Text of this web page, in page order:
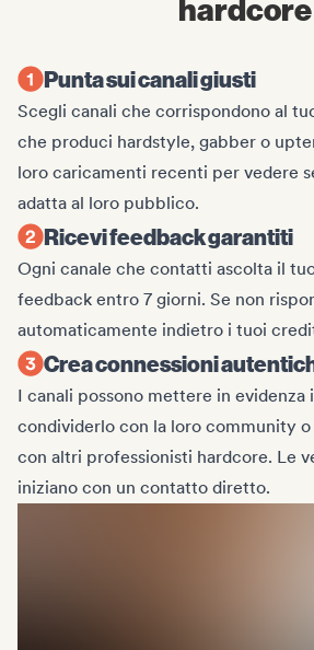
hardcore
Punta sui canali giusti
Scegli canali che corrispondono al
che produci hardstyle, gabber o
loro caricamenti recenti per vedere
adatta al loro pubblico.
Ricevi feedback garantiti
Ogni canale che contatti ascolta il
feedback entro 7 giorni. Se non
automaticamente indietro i tuoi
Crea connessioni
I canali possono mettere in evidenza
condividerlo con la loro community
con altri professionisti hardcore. Le
iniziano con un contatto diretto.